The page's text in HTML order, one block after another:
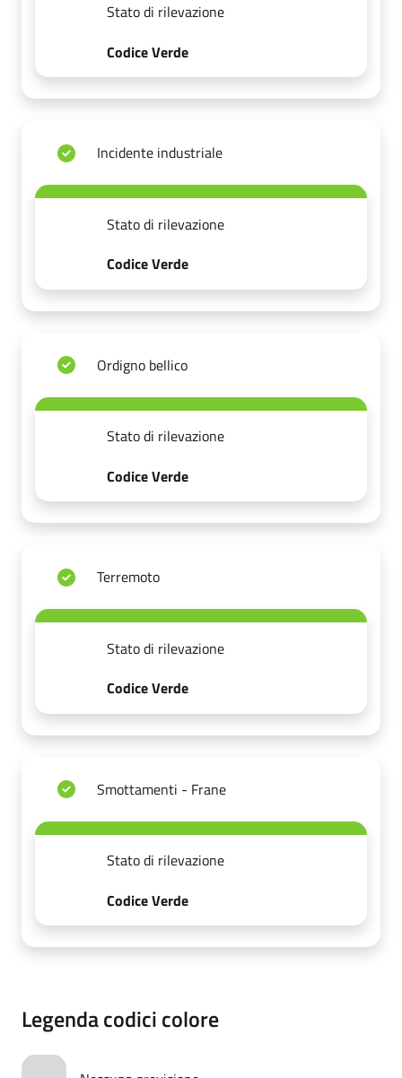
Stato di rilevazione
Codice Verde
Incidente industriale
Stato di rilevazione
Codice Verde
Ordigno bellico
Stato di rilevazione
Codice Verde
Terremoto
Stato di rilevazione
Codice Verde
Smottamenti - Frane
Stato di rilevazione
Codice Verde
Legenda codici colore